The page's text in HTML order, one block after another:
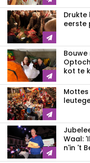
Drukte
eerste
kot te
Mottes
Waal:
n'in 't